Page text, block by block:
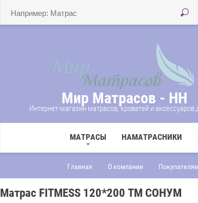
Мир Матрасов - НН
Интернет-магазин матрасов, кроватей и аксессуаров
МАТРАСЫ НАМАТРАСНИКИ
Главная О компании Покупателям
Матрас FITMESS 120*200 ТМ СОНУМ